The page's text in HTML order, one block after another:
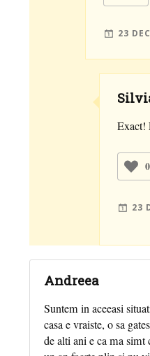
23
Exact!
0
23
Andreea
Suntem in aceeasi
casa e vraiste, o sa
de alti ani e ca ma